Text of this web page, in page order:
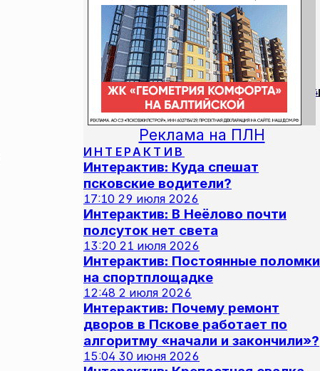
4
Реклама на ПЛН
ИНТЕРАКТИВ
Интерактив: Куда спешат
псковские водители?
17:10 29 июля 2026
Интерактив: В Неёлово почти
полсуток нет света
13:20 21 июля 2026
Интерактив: Постоянные поломки
на спортплощадке
12:48 2 июля 2026
Интерактив: Почему ремонт
дворов в Пскове работает по
алгоритму «начали и закончили»?
15:04 30 июня 2026